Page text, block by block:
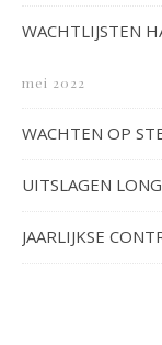
WACHTLIJSTEN
mei 2022
WACHTEN OP
UITSLAGEN
JAARLIJKSE